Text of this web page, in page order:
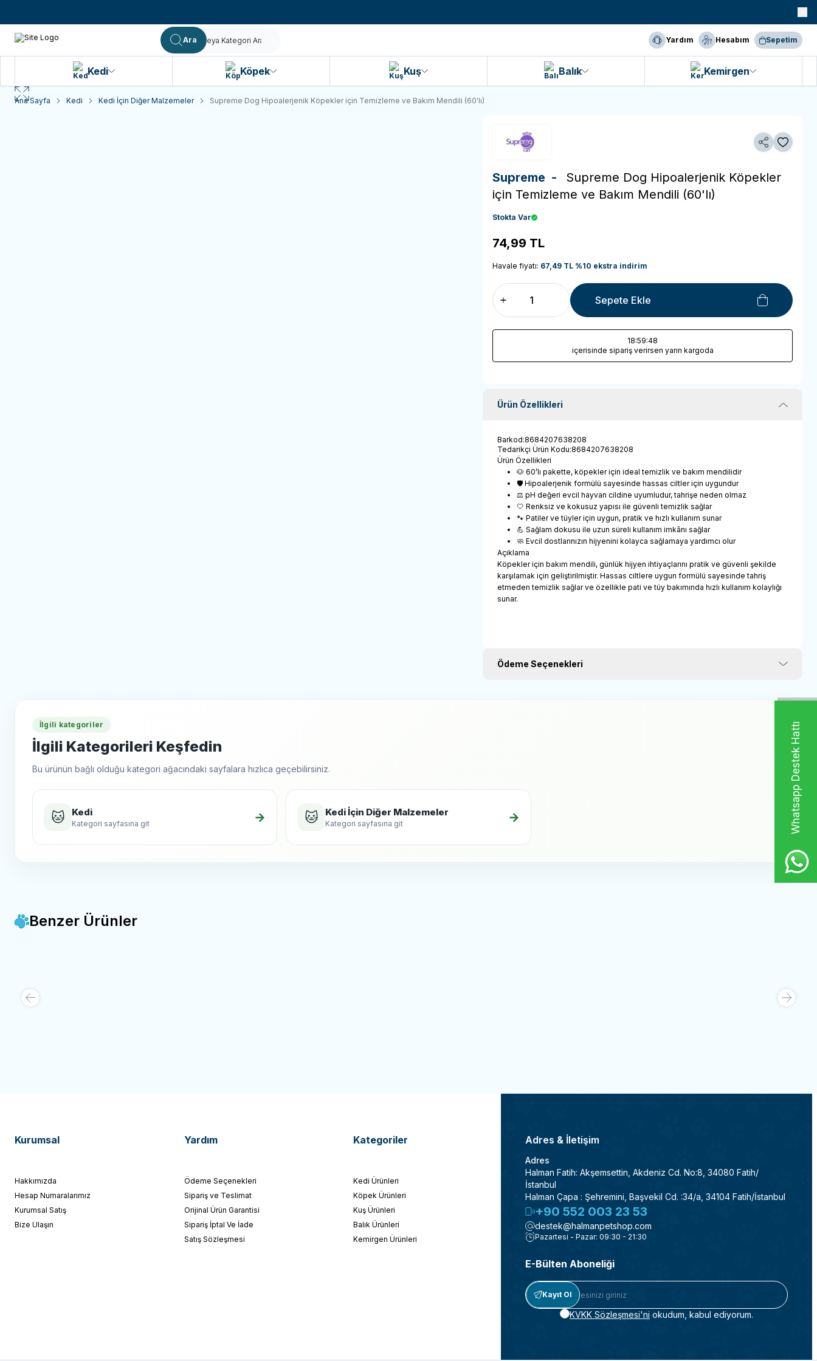
Whatsapp Destek Hattı
Ara Yardım Hesabım Sepetim
Kedi Köpek Kuş Balık Kemirgen
Ana Sayfa Kedi Kedi İçin Diğer Malzemeler Supreme Dog Hipoalerjenik Köpekler için Temizleme ve Bakım Mendili (60'lı)
PaylaşFavoriye
Supreme - Supreme Dog Hipoalerjenik Köpekler
için Temizleme ve Bakım Mendili (60'lı)
Stokta Var
74,99 TL
Havale fiyatı: 67,49 TL %10 ekstra indirim
Sepete Ekle
18:59:47
içerisinde sipariş verirsen yarın kargoda
Ürün Özellikleri
Barkod:8684207638208
Tedarikçi Ürün Kodu:8684207638208
Ürün Özellikleri
🐶 60’lı pakette, köpekler için ideal temizlik ve bakım mendilidir
🛡️ Hipoalerjenik formülü sayesinde hassas ciltler için uygundur
⚖️ pH değeri evcil hayvan cildine uyumludur, tahrişe neden olmaz
🤍 Renksiz ve kokusuz yapısı ile güvenli temizlik sağlar
🐾 Patiler ve tüyler için uygun, pratik ve hızlı kullanım sunar
💪 Sağlam dokusu ile uzun süreli kullanım imkânı sağlar
🧼 Evcil dostlarınızın hijyenini kolayca sağlamaya yardımcı olur
Açıklama
Köpekler için bakım mendili, günlük hijyen ihtiyaçlarını pratik ve güvenli şekilde
karşılamak için geliştirilmiştir. Hassas ciltlere uygun formülü sayesinde tahriş
etmeden temizlik sağlar ve özellikle pati ve tüy bakımında hızlı kullanım kolaylığı
sunar.
Ödeme Seçenekleri
İlgili kategoriler
İlgili Kategorileri Keşfedin
Bu ürünün bağlı olduğu kategori ağacındaki sayfalara hızlıca geçebilirsiniz.
🐱 Kedi
Kategori sayfasına git → 🐱 Kedi İçin Diğer Malzemeler
Kategori sayfasına git →
Benzer Ürünler
TL
Kurumsal
Hakkımızda
Hesap Numaralarımız
Kurumsal Satış
Bize Ulaşın
Yardım
Ödeme Seçenekleri
Sipariş ve Teslimat
Orijinal Ürün Garantisi
Sipariş İptal Ve İade
Satış Sözleşmesi
Kategoriler
Kedi Ürünleri
Köpek Ürünleri
Kuş Ürünleri
Balık Ürünleri
Kemirgen Ürünleri
Adres & İletişim
Adres
Halman Fatih: Akşemsettin, Akdeniz Cd. No:8, 34080 Fatih/
İstanbul
Halman Çapa : Şehremini, Başvekil Cd. :34/a, 34104 Fatih/İstanbul
+90 552 003 23 53
destek@halmanpetshop.com
Pazartesi - Pazar: 09:30 - 21:30
E-Bülten Aboneliği
Kayıt Ol
KVKK Sözleşmesi'ni okudum, kabul ediyorum.